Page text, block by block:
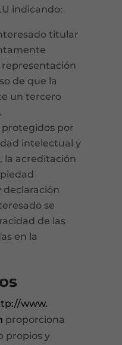
indicando:
titular
de que la
un tercero
protegidos por
intelectual y
la acreditación
declaración
se
de las
en la
www.
proporciona
propios y